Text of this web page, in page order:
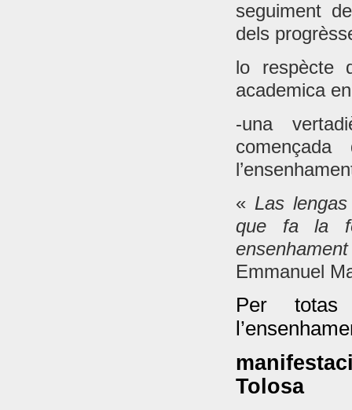
seguiment
dels
lo respècte
academica
-una
« Las
que fa la
Emmanuel
Per totas
Tolosa